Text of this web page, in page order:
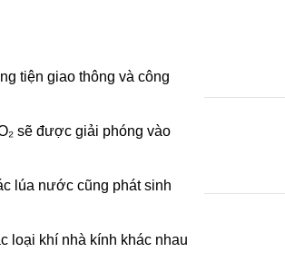
tiện giao thông và công
sẽ được giải phóng vào
lúa nước cũng phát sinh
loại khí nhà kính khác nhau